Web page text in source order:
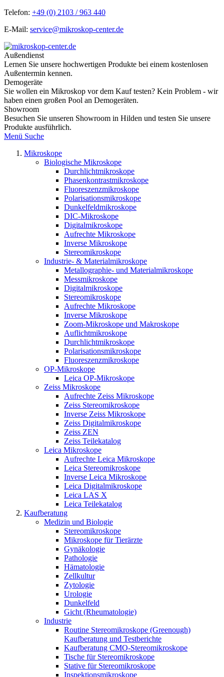
Telefon: +49 (0) 2103 / 963 440
E-Mail: service@mikroskop-center.de
Außendienst
Lernen Sie unsere hochwertigen Produkte bei einem kostenlosen
Außentermin kennen.
Demogeräte
Sie wollen ein Mikroskop vor dem Kauf testen? Kein Problem - wir
haben einen großen Pool an Demogeräten.
Showroom
Besuchen Sie unseren Showroom in Hilden und testen Sie unsere
Produkte ausführlich.
Menü Suche
Mikroskope
Biologische Mikroskope
Durchlichtmikroskope
Phasenkontrastmikroskope
Fluoreszenzmikroskope
Polarisationsmikroskope
Dunkelfeldmikroskope
DIC-Mikroskope
Digitalmikroskope
Aufrechte Mikroskope
Inverse Mikroskope
Stereomikroskope
Industrie- & Materialmikroskope
Metallographie- und Materialmikroskope
Messmikroskope
Digitalmikroskope
Stereomikroskope
Aufrechte Mikroskope
Inverse Mikroskope
Zoom-Mikroskope und Makroskope
Auflichtmikroskope
Durchlichtmikroskope
Polarisationsmikroskope
Fluoreszenzmikroskope
OP-Mikroskope
Leica OP-Mikroskope
Zeiss Mikroskope
Aufrechte Zeiss Mikroskope
Zeiss Stereomikroskope
Inverse Zeiss Mikroskope
Zeiss Digitalmikroskope
Zeiss ZEN
Zeiss Teilekatalog
Leica Mikroskope
Aufrechte Leica Mikroskope
Leica Stereomikroskope
Inverse Leica Mikroskope
Leica Digitalmikroskope
Leica LAS X
Leica Teilekatalog
Kaufberatung
Medizin und Biologie
Stereomikroskope
Mikroskope für Tierärzte
Gynäkologie
Pathologie
Hämatologie
Zellkultur
Zytologie
Urologie
Dunkelfeld
Gicht (Rheumatologie)
Industrie
Routine Stereomikroskope (Greenough)
Kaufberatung und Testberichte
Kaufberatung CMO-Stereomikroskope
Tische für Stereomikroskope
Stative für Stereomikroskope
Inspektionsmikroskope